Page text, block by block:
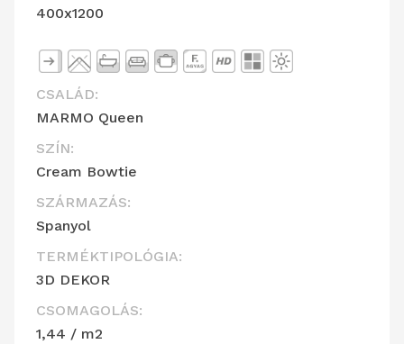
400x1200
CSALÁD:
MARMO Queen
SZÍN:
Cream Bowtie
SZÁRMAZÁS:
Spanyol
TERMÉKTIPOLÓGIA:
3D DEKOR
CSOMAGOLÁS:
1,44 / m2